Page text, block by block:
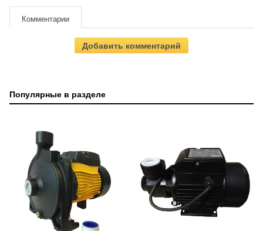
Комментарии
Добавить комментарий
Популярные в разделе